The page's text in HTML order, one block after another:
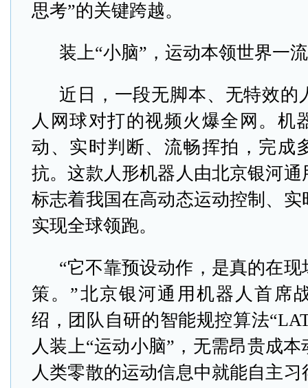
思考”的关键跨越。
装上“小脑”，运动本领世界一流
近日，一段无脚本、无特效的
人网球对打的视频火爆全网。机
动、实时判断、流畅挥拍，完成
抗。这款人形机器人由北京银河
标志着我国在高动态运动控制、
实现全球领跑。
“它不靠预设动作，是真的在
策。”北京银河通用机器人首席
绍，团队自研的智能规控算法
人装上“运动小脑”，无需昂贵成
人类零散的运动信息中就能自主